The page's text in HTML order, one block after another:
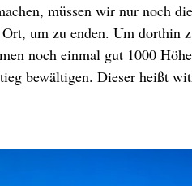
müssen wir nur noch
um zu enden. Um dorthin
noch einmal gut 1000
bewältigen. Dieser heißt